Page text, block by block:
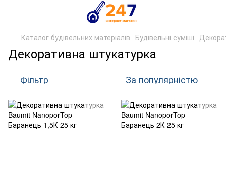
Каталог будівельних матеріалів Будівельні суміші
Декоративна штукатурка
Фільтр За популярністю